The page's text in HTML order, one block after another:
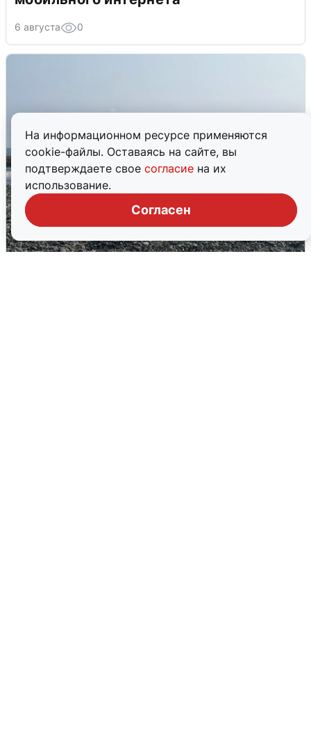
На информационном ресурсе применяются
cookie-файлы. Оставаясь на сайте, вы
подтверждаете свое согласие на их
использование.
Согласен
6 августа 0